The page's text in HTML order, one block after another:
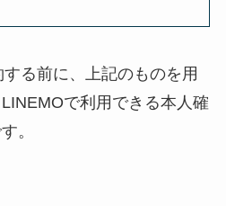
る前に、上記のものを用
で利用できる本人確
。